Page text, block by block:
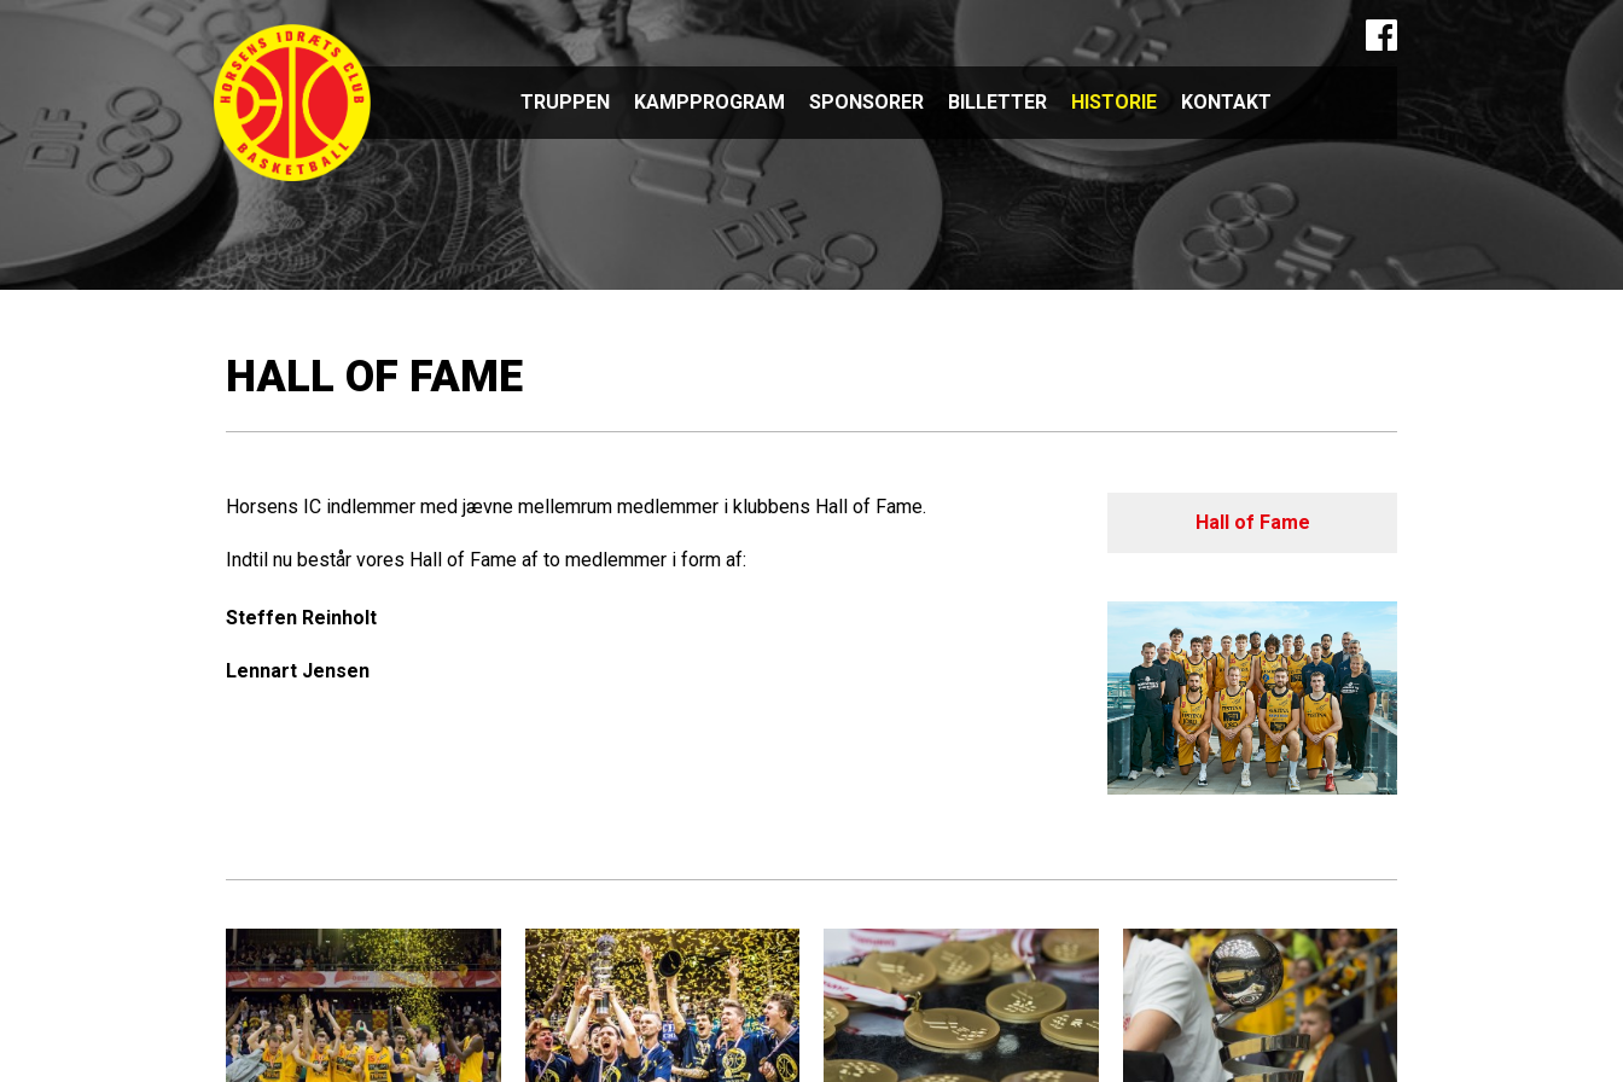
TRUPPEN KAMPPROGRAM SPONSORER BILLETTER HISTORIE KONTAKT
HALL OF FAME
Horsens IC indlemmer med jævne mellemrum medlemmer i klubbens Hall of Fame.
Indtil nu består vores Hall of Fame af to medlemmer i form af:
Steffen Reinholt
Lennart Jensen
Hall of Fame